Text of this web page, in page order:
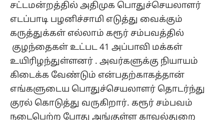
சட்டமன்றத்தில் அதிமுக பொதுச்செயலாளர்
எடப்பாடி பழனிச்சாமி எடுத்து வைக்கும்
கருத்துக்கள் எல்லாம் கரூர் சம்பவத்தில்
குழந்தைகள் உட்பட 41 அப்பாவி மக்கள்
உயிரிழந்துள்ளனர் . அவர்களுக்கு நியாயம்
கிடைக்க வேண்டும் என்பதற்காகத்தான்
எங்களுடைய பொதுச்செயலாளர் தொடர்ந்து
குரல் கொடுத்து வருகிறார். கரூர் சம்பவம்
நடைபெற்ற போது அங்குள்ள காவல்துறை